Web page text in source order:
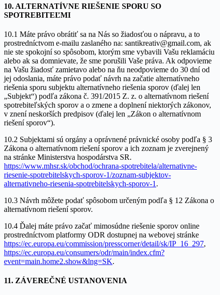
10. ALTERNATÍVNE RIEŠENIE SPORU SO
SPOTREBITEĽMI
10.1 Máte právo obrátiť sa na Nás so žiadosťou o nápravu, a to
prostredníctvom e-mailu zaslaného na: santikreativ@gmail.com, ak
nie ste spokojní so spôsobom, ktorým sme vybavili Vašu reklamáciu
alebo ak sa domnievate, že sme porušili Vaše práva. Ak odpovieme
na Vašu žiadosť zamietavo alebo na ňu neodpovieme do 30 dní od
jej odoslania, máte právo podať návrh na začatie alternatívneho
riešenia sporu subjektu alternatívneho riešenia sporov (ďalej len
„Subjekt“) podľa zákona č. 391/2015 Z. z. o alternatívnom riešení
spotrebiteľských sporov a o zmene a doplnení niektorých zákonov,
v znení neskorších predpisov (ďalej len „Zákon o alternatívnom
riešení sporov“).
10.2 Subjektami sú orgány a oprávnené právnické osoby podľa § 3
Zákona o alternatívnom riešení sporov a ich zoznam je zverejnený
na stránke Ministerstva hospodárstva SR.
https://www.mhsr.sk/obchod/ochrana-spotrebitela/alternativne-
riesenie-spotrebitelskych-sporov-1/zoznam-subjektov-
alternativneho-riesenia-spotrebitelskych-sporov-1 .
10.3 Návrh môžete podať spôsobom určeným podľa § 12 Zákona o
alternatívnom riešení sporov.
10.4 Ďalej máte právo začať mimosúdne riešenie sporov online
prostredníctvom platformy ODR dostupnej na webovej stránke
https://ec.europa.eu/commission/presscorner/detail/sk/IP_16_297,
https://ec.europa.eu/consumers/odr/main/index.cfm?
event=main.home2.show&lng=SK.
11. ZÁVEREČNÉ USTANOVENIA